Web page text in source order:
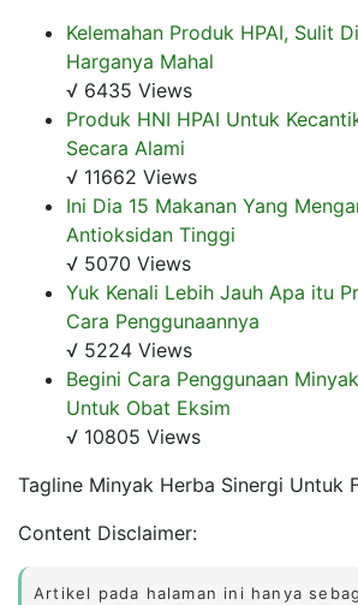
Kelemahan Produk HPAI, Sulit
Harganya Mahal
√ 6435 Views
Produk HNI HPAI Untuk
Secara Alami
√ 11662 Views
Ini Dia 15 Makanan Yang
Antioksidan Tinggi
√ 5070 Views
Yuk Kenali Lebih Jauh Apa itu
Cara Penggunaannya
√ 5224 Views
Begini Cara Penggunaan
Untuk Obat Eksim
√ 10805 Views
Tagline Minyak Herba Sinergi Untuk
Content Disclaimer:
Artikel pada halaman ini hanya